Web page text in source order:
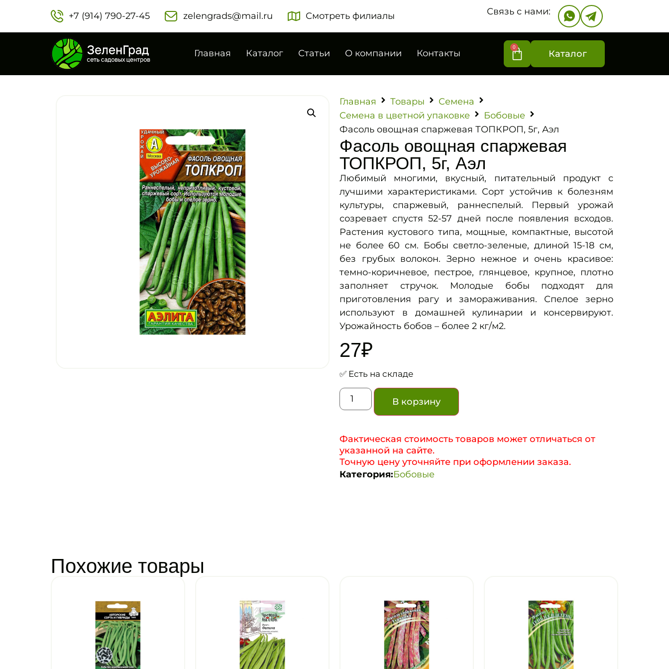
+7 (914) 790-27-45‬ zelengrads@mail.ru Смотреть филиалы Связь с нами:
Главная Каталог Статьи О компании Контакты
0
Каталог
Главная Товары
Семена
Семена в цветной упаковке
Бобовые
Фасоль овощная спаржевая ТОПКРОП, 5г, Аэл
Фасоль овощная спаржевая
ТОПКРОП, 5г, Аэл
Любимый многими, вкусный, питательный продукт с
лучшими характеристиками. Сорт устойчив к болезням
культуры, спаржевый, раннеспелый. Первый урожай
созревает спустя 52-57 дней после появления всходов.
Растения кустового типа, мощные, компактные, высотой
не более 60 см. Бобы светло-зеленые, длиной 15-18 см,
без грубых волокон. Зерно нежное и очень красивое:
темно-коричневое, пестрое, глянцевое, крупное, плотно
заполняет стручок. Молодые бобы подходят для
приготовления рагу и замораживания. Спелое зерно
используют в домашней кулинарии и консервируют.
Урожайность бобов – более 2 кг/м2.
27₽
✅ Есть на складе
В корзину
Фактическая стоимость товаров может отличаться от
указанной на сайте.
Точную цену уточняйте при оформлении заказа.
Категория:Бобовые
Похожие товары